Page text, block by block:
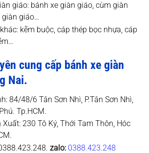
giáo: bánh xe giàn giáo, cùm giàn
giàn giáo…
kẽm buộc, cáp thép bọc nhựa, cáp
cung cấp bánh xe giàn
Nai.
84/48/6 Tân Sơn Nhì, P.Tân Sơn Nhì,
Tp.HCM.
Xuất: 230 Tô Ký, Thới Tam Thôn, Hóc
zalo: 0388.423.248